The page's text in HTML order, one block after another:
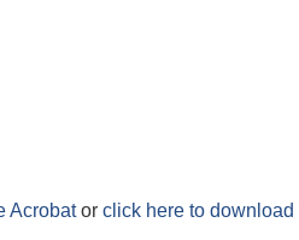
Acrobator click here to download